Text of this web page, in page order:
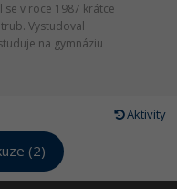
se v roce 1987 krátce
Vystudoval
na gymnáziu
Aktivity
(2)